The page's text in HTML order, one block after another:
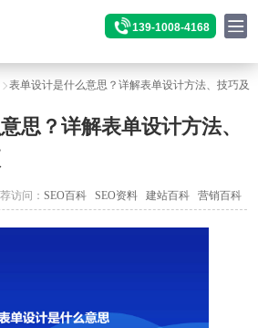
139-1008-4168
表单设计是什么意思？详解表单设计方法、技巧及
思？详解表单设计方法、
访问：SEO百科 SEO资料 建站百科 营销百科